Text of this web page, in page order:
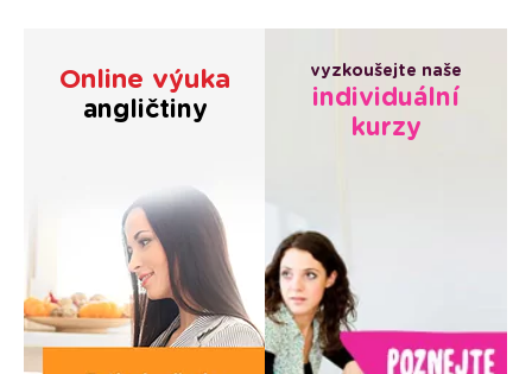
Online výuka
angličtiny
vyzkoušejte naše
individuální
kurzy